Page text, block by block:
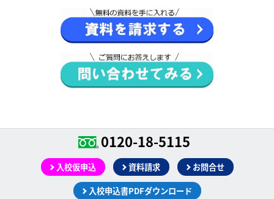
0120-18-5115
入校仮申込 資料請求 お問合せ
入校申込書PDFダウンロード